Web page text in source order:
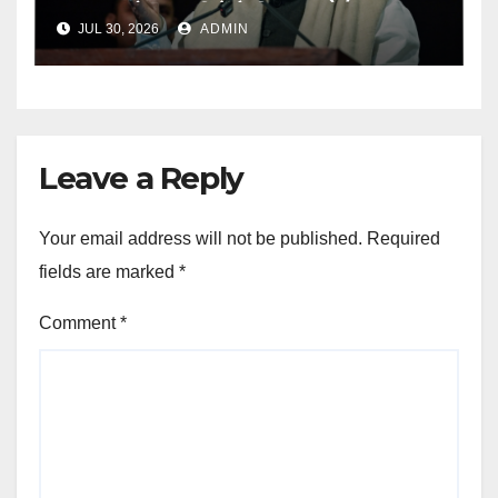
अगस्त को हल्द्वानी में रैली
JUL 30, 2026 ADMIN
Leave a Reply
Your email address will not be published. Required
fields are marked *
Comment*